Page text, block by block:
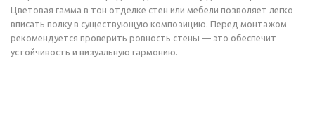
Цветовая гамма в тон отделке стен или мебели позволяет легко
вписать полку в существующую композицию. Перед монтажом
рекомендуется проверить ровность стены — это обеспечит
устойчивость и визуальную гармонию.